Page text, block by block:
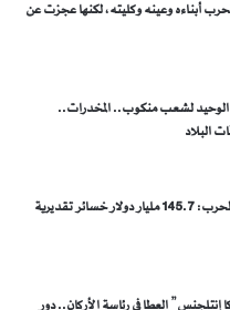
أبناءه وعينه وكليته، لكنها عجزت عن
الوحيد لشعب منكوب.. المخدرات..
البلاد
تقديرية
إنتلجنس” العطا في رئاسة الأركان.. دور